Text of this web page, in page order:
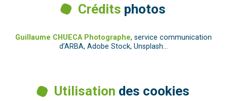
Crédits photos
Guillaume CHUECA Photographe, service communication
d’ARBA, Adobe Stock, Unsplash…
Utilisation des cookies